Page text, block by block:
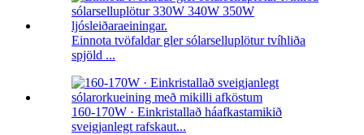
Einnota tvöfaldar gler sólarselluplötur tvíhliða
spjöld ...
160-170W · Einkristallað háafkastamikið
sveigjanlegt rafskaut...